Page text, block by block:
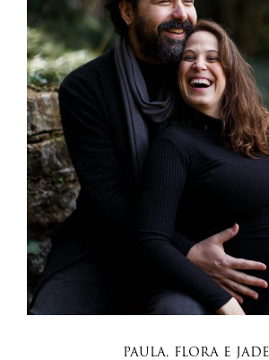
PAULA, FLORA E